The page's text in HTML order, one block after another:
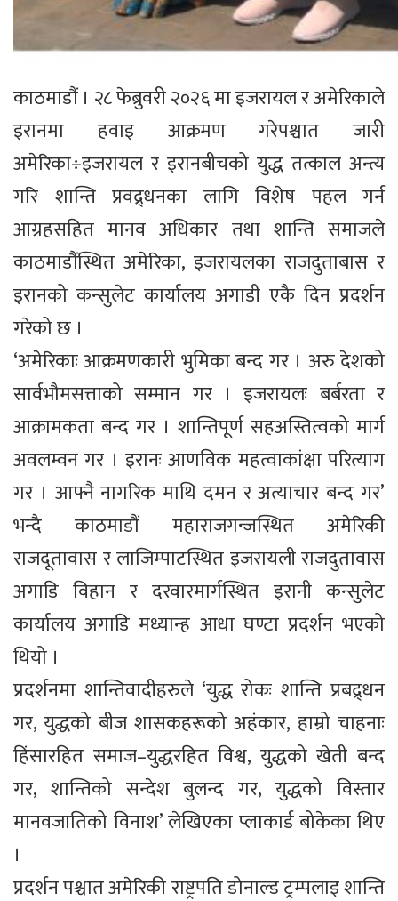
काठमाडौं । २८ फेब्रुवरी २०२६ मा इजरायल र अमेरिकाले
इरानमा हवाइ आक्रमण गरेपश्चात जारी
अमेरिका÷इजरायल र इरानबीचको युद्ध तत्काल अन्त्य
गरि शान्ति प्रवद्र्धनका लागि विशेष पहल गर्न
आग्रहसहित मानव अधिकार तथा शान्ति समाजले
काठमाडौंस्थित अमेरिका, इजरायलका राजदुताबास र
इरानको कन्सुलेट कार्यालय अगाडी एकै दिन प्रदर्शन
गरेको छ ।
‘अमेरिकाः आक्रमणकारी भुमिका बन्द गर । अरु देशको
सार्वभौमसत्ताको सम्मान गर । इजरायलः बर्बरता र
आक्रामकता बन्द गर । शान्तिपूर्ण सहअस्तित्वको मार्ग
अवलम्वन गर । इरानः आणविक महत्वाकांक्षा परित्याग
गर । आफ्नै नागरिक माथि दमन र अत्याचार बन्द गर’
भन्दै काठमाडौं महाराजगन्जस्थित अमेरिकी
राजदूतावास र लाजिम्पाटस्थित इजरायली राजदुतावास
अगाडि विहान र दरवारमार्गस्थित इरानी कन्सुलेट
कार्यालय अगाडि मध्यान्ह आधा घण्टा प्रदर्शन भएको
थियो ।
प्रदर्शनमा शान्तिवादीहरुले ‘युद्ध रोकः शान्ति प्रबद्र्धन
गर, युद्धको बीज शासकहरूको अहंकार, हाम्रो चाहनाः
हिंसारहित समाज–युद्धरहित विश्व, युद्धको खेती बन्द
गर, शान्तिको सन्देश बुलन्द गर, युद्धको विस्तार
मानवजातिको विनाश’ लेखिएका प्लाकार्ड बोकेका थिए
।
प्रदर्शन पश्चात अमेरिकी राष्ट्रपति डोनाल्ड ट्रम्पलाइ शान्ति